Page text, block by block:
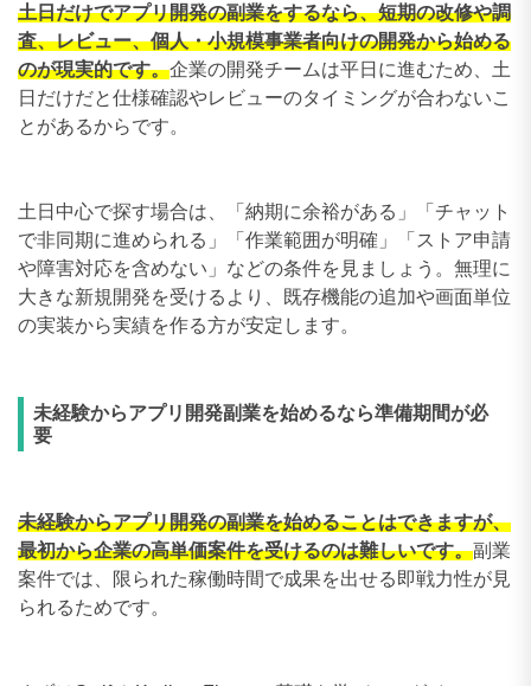
土日だけでアプリ開発の副業をするなら、短期の改修や調
査、レビュー、個人・小規模事業者向けの開発から始める
のが現実的です。企業の開発チームは平日に進むため、土
日だけだと仕様確認やレビューのタイミングが合わないこ
とがあるからです。
土日中心で探す場合は、「納期に余裕がある」「チャット
で非同期に進められる」「作業範囲が明確」「ストア申請
や障害対応を含めない」などの条件を見ましょう。無理に
大きな新規開発を受けるより、既存機能の追加や画面単位
の実装から実績を作る方が安定します。
未経験からアプリ開発副業を始めるなら準備期間が必
要
未経験からアプリ開発の副業を始めることはできますが、
最初から企業の高単価案件を受けるのは難しいです。副業
案件では、限られた稼働時間で成果を出せる即戦力性が見
られるためです。